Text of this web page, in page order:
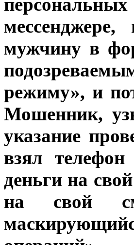
мужчину в
режиму», и
Мошенник,
указание
взял
деньги на
на свой